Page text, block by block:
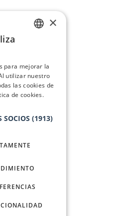
×
para mejorar la
utilizar nuestro
las cookies de
de cookies.
SOCIOS (1913)